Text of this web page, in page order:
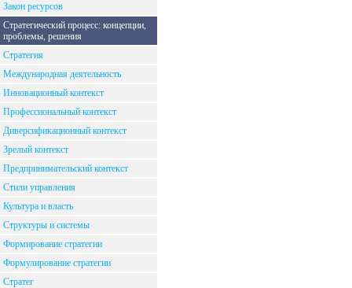
Закон ресурсов
Стратегический процесс: концепции,
проблемы, решения
Стратегия
Международная деятельность
Инновационный контекст
Профессиональный контекст
Диверсификационный контекст
Зрелый контекст
Предпринимательский контекст
Стили управления
Культура и власть
Структуры и системы
Формирование стратегии
Формулирование стратегии
Стратег